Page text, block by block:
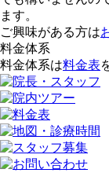
ます。
ご興味がある方は
料金体系
料金体系は料金表